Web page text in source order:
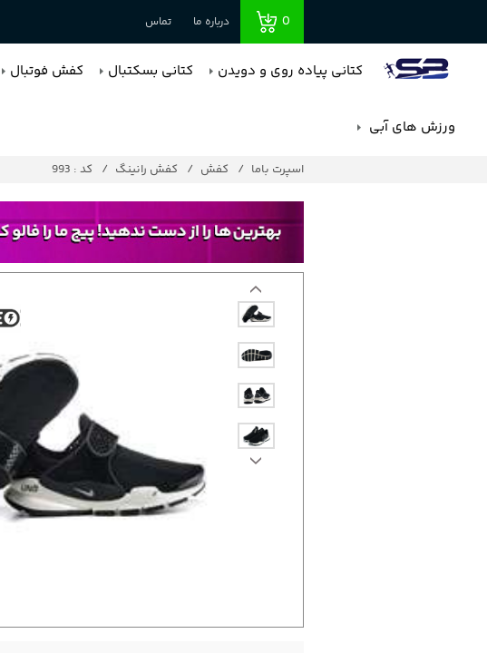
0 درباره ما تماس
کتانی پیاده روی و دویدن کتانی بسکتبال کفش فوتبال
ورزش های آبی
اسپرت باما کفش کفش رانینگ کد : 993